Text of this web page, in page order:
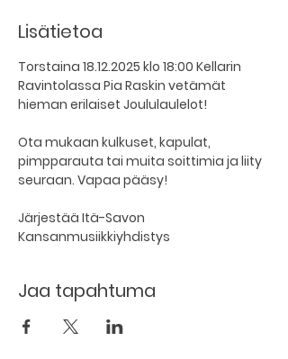
Lisätietoa
Torstaina 18.12.2025 klo 18:00 Kellarin
Ravintolassa Pia Raskin vetämät
hieman erilaiset Joululaulelot!
Ota mukaan kulkuset, kapulat,
pimpparauta tai muita soittimia ja liity
seuraan. Vapaa pääsy!
Järjestää Itä-Savon
Kansanmusiikkiyhdistys
Jaa tapahtuma